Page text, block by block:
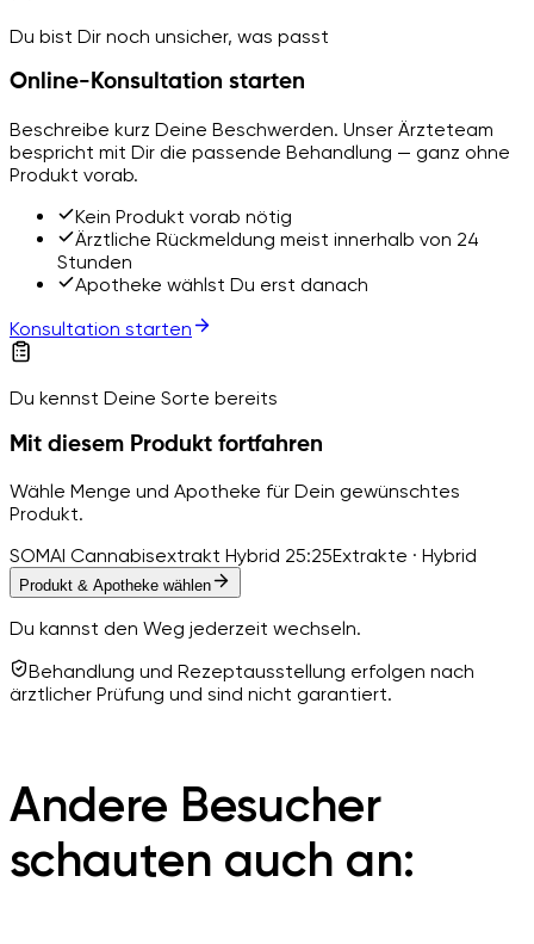
Du bist Dir noch unsicher, was passt
Online-Konsultation starten
Beschreibe kurz Deine Beschwerden. Unser Ärzteteam
bespricht mit Dir die passende Behandlung — ganz ohne
Produkt vorab.
Kein Produkt vorab nötig
Ärztliche Rückmeldung meist innerhalb von 24
Stunden
Apotheke wählst Du erst danach
Konsultation starten
Du kennst Deine Sorte bereits
Mit diesem Produkt fortfahren
Wähle Menge und Apotheke für Dein gewünschtes
Produkt.
SOMAI Cannabisextrakt Hybrid 25:25Extrakte · Hybrid
Produkt & Apotheke wählen
Du kannst den Weg jederzeit wechseln.
Behandlung und Rezeptausstellung erfolgen nach
ärztlicher Prüfung und sind nicht garantiert.
Andere Besucher
schauten auch an: